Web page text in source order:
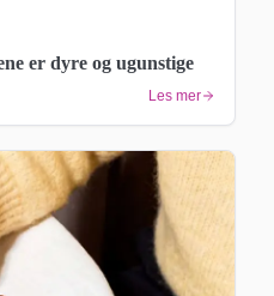
er dyre og ugunstige
Les mer